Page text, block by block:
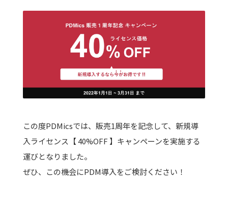
この度PDMicsでは、販売1周年を記念して、新規導
入ライセンス【 40%OFF 】キャンペーンを実施する
運びとなりました。
ぜひ、この機会にPDM導入をご検討ください！